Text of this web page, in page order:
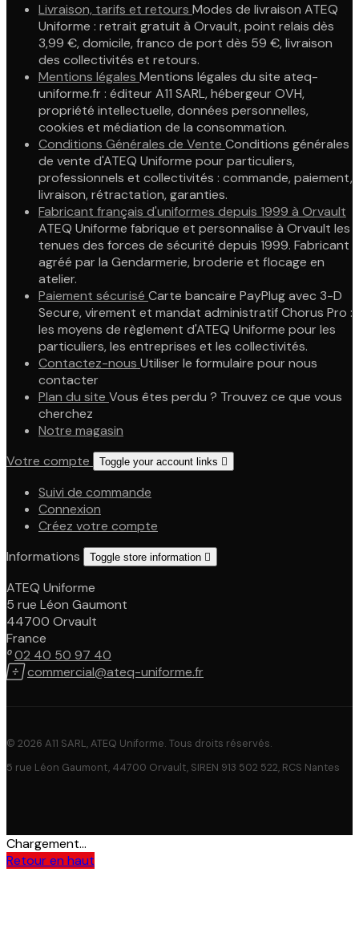
Livraison, tarifs et retours Modes de livraison ATEQ
Uniforme : retrait gratuit à Orvault, point relais dès
3,99 €, domicile, franco de port dès 59 €, livraison
des collectivités et retours.
Mentions légales Mentions légales du site ateq-
uniforme.fr : éditeur A11 SARL, hébergeur OVH,
propriété intellectuelle, données personnelles,
cookies et médiation de la consommation.
Conditions Générales de Vente Conditions générales
de vente d'ATEQ Uniforme pour particuliers,
professionnels et collectivités : commande, paiement,
livraison, rétractation, garanties.
Fabricant français d'uniformes depuis 1999 à Orvault
ATEQ Uniforme fabrique et personnalise à Orvault les
tenues des forces de sécurité depuis 1999. Fabricant
agréé par la Gendarmerie, broderie et flocage en
atelier.
Paiement sécurisé Carte bancaire PayPlug avec 3-D
Secure, virement et mandat administratif Chorus Pro :
les moyens de règlement d'ATEQ Uniforme pour les
particuliers, les entreprises et les collectivités.
Contactez-nous Utiliser le formulaire pour nous
contacter
Plan du site Vous êtes perdu ? Trouvez ce que vous
cherchez
Notre magasin
Votre compte
Toggle your account links 
Suivi de commande
Connexion
Créez votre compte
Informations
Toggle store information 
ATEQ Uniforme
5 rue Léon Gaumont
44700 Orvault
France
02 40 50 97 40
commercial@ateq-uniforme.fr
© 2026 A11 SARL, ATEQ Uniforme. Tous droits réservés.
5 rue Léon Gaumont, 44700 Orvault, SIREN 913 502 522, RCS Nantes
Chargement...
Retour en haut